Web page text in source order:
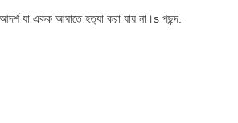
যা একক আঘাতে হত্যা করা যায় না।s পছন্দ.